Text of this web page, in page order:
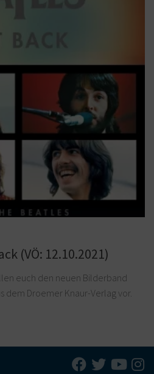
(VÖ: 12.10.2021)
euch den neuen Bilderband
dem Droemer Knaur-Verlag vor.